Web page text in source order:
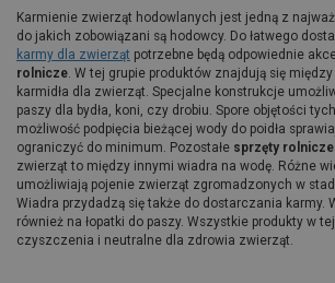
Karmienie zwierząt hodowlanych jest jedną z
do jakich zobowiązani są hodowcy. Do łatwego
karmy dla zwierząt potrzebne będą odpowiednie
rolnicze. W tej grupie produktów znajdują się między
karmidła dla zwierząt. Specjalne konstrukcje
paszy dla bydła, koni, czy drobiu. Spore objętości
możliwość podpięcia bieżącej wody do poidła
ograniczyć do minimum. Pozostałe sprzęty rolnicze
zwierząt to między innymi wiadra na wodę. Różne
umożliwiają pojenie zwierząt zgromadzonych w
Wiadra przydadzą się także do dostarczania karmy.
również na łopatki do paszy. Wszystkie produkty w
czyszczenia i neutralne dla zdrowia zwierząt.